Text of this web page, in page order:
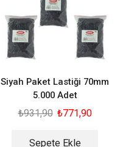
Siyah Paket Lastiği 70mm
5.000 Adet
₺931,90 ₺771,90
Sepete Ekle